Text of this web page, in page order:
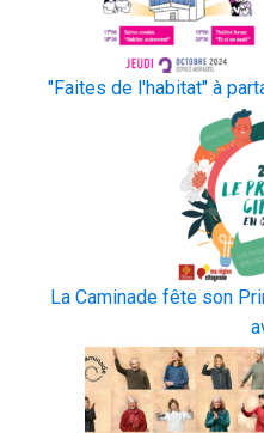
"Faites de l'habitat" à
La Caminade fête son